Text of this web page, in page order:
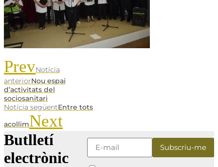
PrevNotícia
anteriorNou espai
d’activitats del
sociosanitari
Notícia següentEntre tots
acollimNext
Butlletí
electrònic